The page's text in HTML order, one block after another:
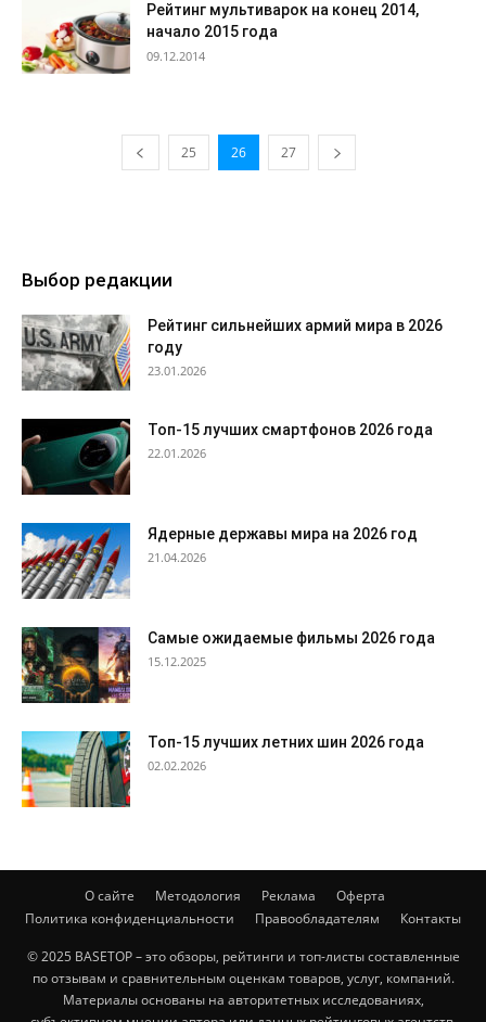
Рейтинг мультиварок на конец 2014,
начало 2015 года
09.12.2014
25 26 27
Выбор редакции
Рейтинг сильнейших армий мира в 2026
году
23.01.2026
Топ-15 лучших смартфонов 2026 года
22.01.2026
Ядерные державы мира на 2026 год
21.04.2026
Самые ожидаемые фильмы 2026 года
15.12.2025
Топ-15 лучших летних шин 2026 года
02.02.2026
О сайте Методология Реклама
Оферта
Политика конфиденциальности
Правообладателям Контакты
© 2025 BASETOP – это обзоры, рейтинги и топ-листы составленные
по отзывам и сравнительным оценкам товаров, услуг, компаний.
Материалы основаны на авторитетных исследованиях,